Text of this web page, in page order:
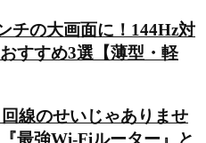
チの大画面に！144Hz対
すすめ3選【薄型・軽
回線のせいじゃありませ
最強Wi-Fiルーター』と